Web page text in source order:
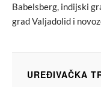
Babelsberg, indijski
grad Valjadolid i
UREĐIVAČKA